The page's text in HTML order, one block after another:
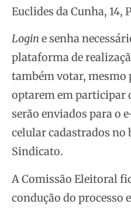
Euclides da Cunha, 14,
Login e senha
plataforma de
também votar, mesmo
optarem em participar
serão enviados para o
celular cadastrados no
Sindicato.
A Comissão Eleitoral
condução do processo